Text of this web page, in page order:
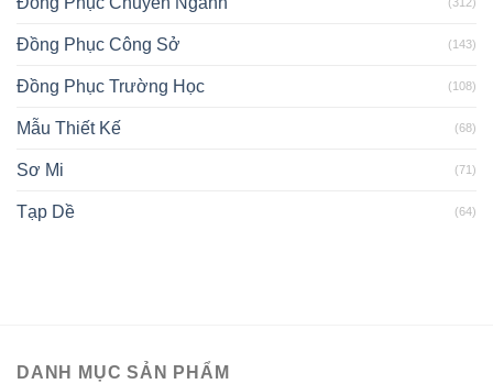
Đồng Phục Công Sở (143)
Đồng Phục Trường Học (108)
Mẫu Thiết Kế (68)
Sơ Mi (71)
Tạp Dề (64)
DANH MỤC SẢN PHẨM